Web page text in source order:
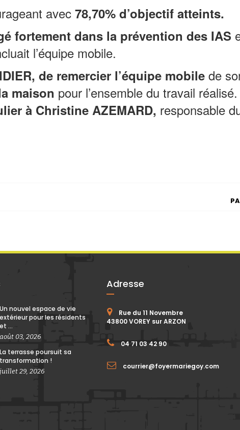
avec 78,70% d’objectif atteints.
fortement dans la prévention des IAS
l’équipe mobile.
de remercier l’équipe mobile de
maison pour l’ensemble du travail réalisé.
à Christine AZEMARD, responsable
Un nouvel espace de vie
extérieur pour les résidents
et ...
août 03, 2026
La terrasse poursuit sa
transformation !
juillet 29, 2026
Adresse
Rue du 11 Novembre
43800 VOREY sur ARZON
04 71 03 42 90
courrier@foyermariegoy.com